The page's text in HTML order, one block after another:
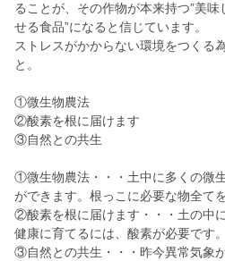
ることが、その作物が本来持つ”美味
せる食品”になると信じています。
ストレスがかからない環境をつくる
と。
①微生物農法
②酸素を根に届けます
③自然との共生
①微生物農法・・・土中に多くの微
ができます。根っこに必要な物全て
②酸素を根に届けます・・・土の中
健康に育てるには、酸素が必要です。
③自然との共生・・・昨今異常気象